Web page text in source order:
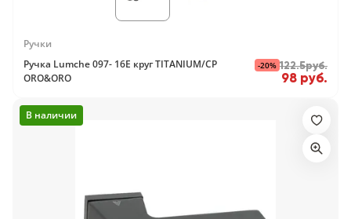
Ручки
Ручка Lumche 097- 16E круг TITANIUM/CP
ORO&ORO
-20% 122.5руб.
98 руб.
В наличии